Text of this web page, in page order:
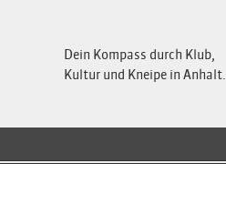
Dein Kompass durch Klub,
Kultur und Kneipe in Anhalt.